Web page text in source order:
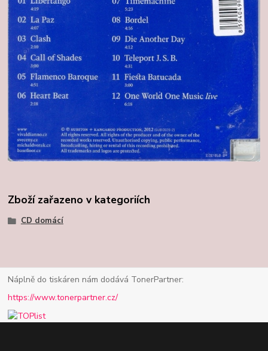
Zboží zařazeno v kategoriích
CD domácí
Náplně do tiskáren nám dodává TonerPartner:
https://www.tonerpartner.cz/